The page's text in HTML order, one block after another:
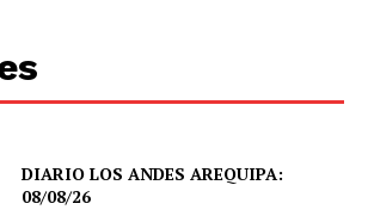
DIARIO LOS ANDES AREQUIPA:
08/08/26